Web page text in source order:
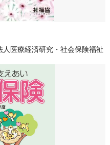
医療経済研究・社会保険福祉